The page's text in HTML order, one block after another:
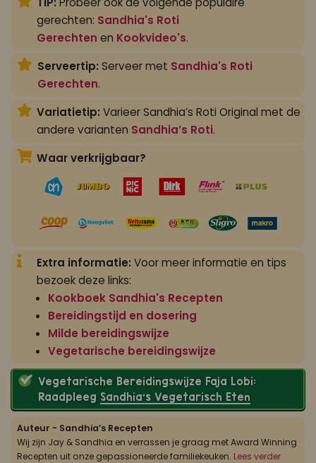
gerechten: Sandhia's Roti
Gerechten en Kookvideo's.
Serveertip: Serveer met Sandhia's Roti
Gerechten.
Variatietip: Varieer Sandhia’s Roti Original met de
andere varianten Sandhia’s Roti.
Waar verkrijgbaar?
Extra informatie: Voor meer informatie en tips
bezoek deze links:
Kookboek Sandhia's Recepten
Bereidingstijd en dosering
Milde bereidingswijze
Vegetarische bereidingswijze
Vegetarische Bereidingswijze Faja Lobi:
Raadpleeg Sandhia’s Vegetarisch Eten
Auteur - Sandhia’s Recepten
Wij zijn Jay & Sandhia en verrassen je graag met Award Winning
Recepten uit onze gepassioneerde familiekeuken. Lees verder